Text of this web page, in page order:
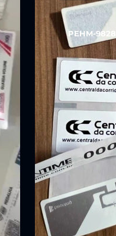
PEHM-9828